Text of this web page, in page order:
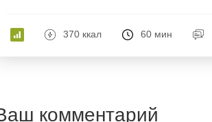
370 ккал 60 мин
комментарий